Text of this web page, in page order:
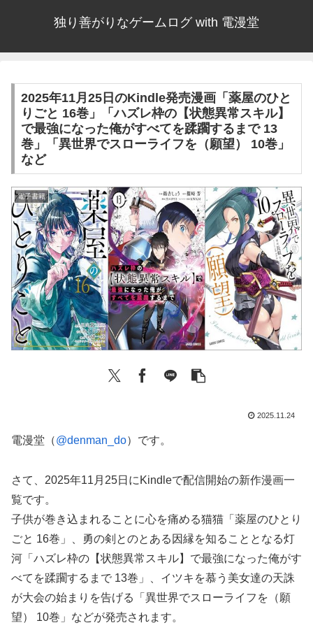
独り善がりなゲームログ with 電漫堂
2025年11月25日のKindle発売漫画「薬屋のひと
りごと 16巻」「ハズレ枠の【状態異常スキル】
で最強になった俺がすべてを蹂躙するまで 13
巻」「異世界でスローライフを（願望） 10巻」
など
電子書籍
2025.11.24
電漫堂（@denman_do）です。
さて、2025年11月25日にKindleで配信開始の新作漫画一
覧です。
子供が巻き込まれることに心を痛める猫猫「薬屋のひとり
ごと 16巻」、勇の剣とのとある因縁を知ることとなる灯
河「ハズレ枠の【状態異常スキル】で最強になった俺がす
べてを蹂躙するまで 13巻」、イツキを慕う美女達の天誅
が大会の始まりを告げる「異世界でスローライフを（願
望） 10巻」などが発売されます。